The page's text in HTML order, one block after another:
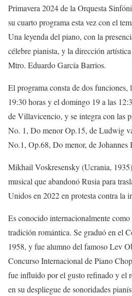
Primavera 2024 dela Orquesta
su cuarto programa esta vez con el
Una leyenda del piano, con la
célebre pianista, y la dirección
Mtro. Eduardo García Barrios.
El programa consta de dos funciones,
19:30 horas y el domingo 19 a las
de Villavicencio, y se integra con las
No. 1, Do menor Op.15, de Ludwig
No.1, Op.68, Do menor, de Johannes
Mikhail Voskresensky (Ucrania,
musical que abandonó Rusia para
Unidos en 2022en protesta contra la
Es conocido internacionalmente
tradición romántica. Se graduó en el
1958, y fuealumno del famoso Lev
Concurso Internacional de Piano
fue influido por el gusto refinado y el
en su despliegue de sonoridades